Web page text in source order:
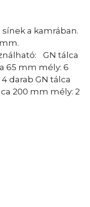
a kamrában.
GN tálca
65 mm mély: 6
darab GN tálca
200 mm mély: 2